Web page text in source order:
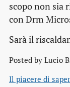
scopo non sia
con Drm
Sarà il
Posted by Lucio
Il piacere di